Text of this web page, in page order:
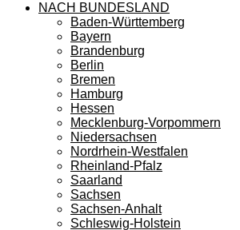
NACH BUNDESLAND
Baden-Württemberg
Bayern
Brandenburg
Berlin
Bremen
Hamburg
Hessen
Mecklenburg-Vorpommern
Niedersachsen
Nordrhein-Westfalen
Rheinland-Pfalz
Saarland
Sachsen
Sachsen-Anhalt
Schleswig-Holstein